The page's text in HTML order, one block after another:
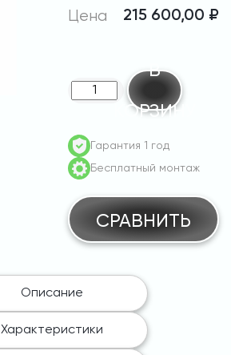
Цена 215 600,00 ₽
Количество
Pandora
Wall-
E
DUO
TT
Home
22+22
В
КОРЗИНУ
Гарантия 1 год
Бесплатный монтаж
СРАВНИТЬ
Описание
Характеристики